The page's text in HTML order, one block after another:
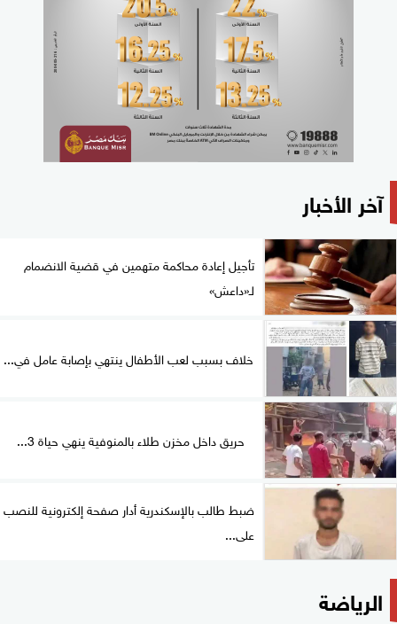
آخر الأخبار
تأجيل إعادة محاكمة متهمين في قضية الانضمام
لـ«داعش»
خلاف بسبب لعب الأطفال ينتهي بإصابة عامل في...
حريق داخل مخزن طلاء بالمنوفية ينهي حياة 3...
ضبط طالب بالإسكندرية أدار صفحة إلكترونية للنصب
على...
الرياضة